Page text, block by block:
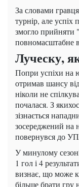
За словами
турнір, але
змогло прийняти
повномасштабне
Луческу,
Попри успіхи на
отримав шансу
ніколи не
почалася. З
зізнається
зосереджений
повернувся до
У минулому
1 гол і 4
визнає, що може
більше брати гру